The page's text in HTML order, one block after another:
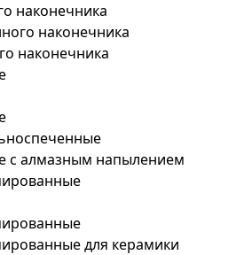
наконечника
наконечника
наконечника
с алмазным напылением
для керамики